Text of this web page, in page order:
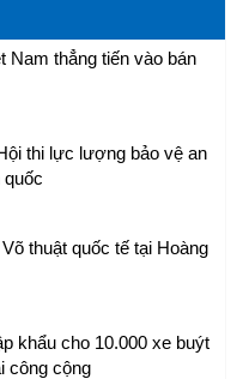
Nam thẳng tiến vào bán
thi lực lượng bảo vệ an
thuật quốc tế tại Hoàng
khẩu cho 10.000 xe buýt
công cộng